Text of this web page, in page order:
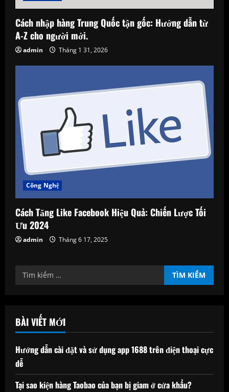
Cách nhập hàng Trung Quốc tận gốc: Hướng dẫn từ
A-Z cho người mới.
admin Tháng 1 31, 2026
Công Nghệ
Cách Tăng Like Facebook Hiệu Quả: Chiến Lược Tối
Ưu 2024
admin Tháng 6 17, 2025
Tìm
kiếm
BÀI VIẾT MỚI
Hướng dẫn cài đặt và sử dụng app 1688 trên điện thoại cực
dễ
Tại sao kiện hàng Taobao của bạn bị giam ở cửa khẩu?